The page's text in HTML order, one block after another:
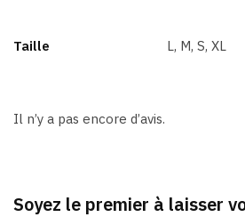
Taille L, M, S, XL
Il n’y a pas encore d’avis.
Soyez le premier à laisser